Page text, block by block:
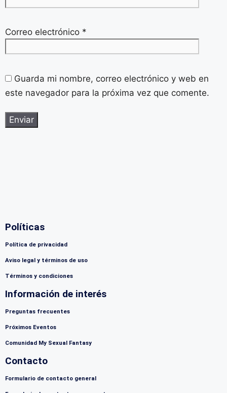
Correo electrónico *
Guarda mi nombre, correo electrónico y web en
este navegador para la próxima vez que comente.
Políticas
Política de privacidad
Aviso legal y términos de uso
Términos y condiciones
Información de interés
Preguntas frecuentes
Próximos Eventos
Comunidad My Sexual Fantasy
Contacto
Formulario de contacto general